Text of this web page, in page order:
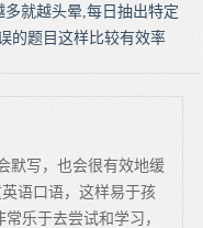
就越头晕,每日抽出特定
的题目这样比较有效率
默写，也会很有效地缓
语口语，这样易于孩
乐于去尝试和学习，